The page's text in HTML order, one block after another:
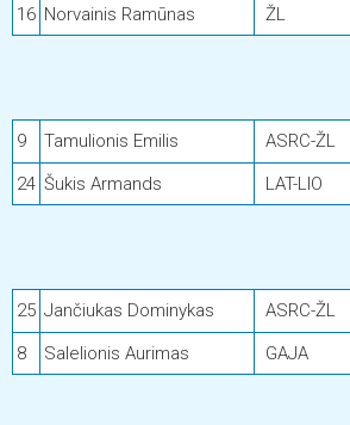
16 Norvainis Ramūnas ŽL
9
Tamulionis Emilis ASRC-ŽL
24 Šukis Armands LAT-LIO
25 Jančiukas Dominykas ASRC-ŽL
8 Salelionis Aurimas GAJA